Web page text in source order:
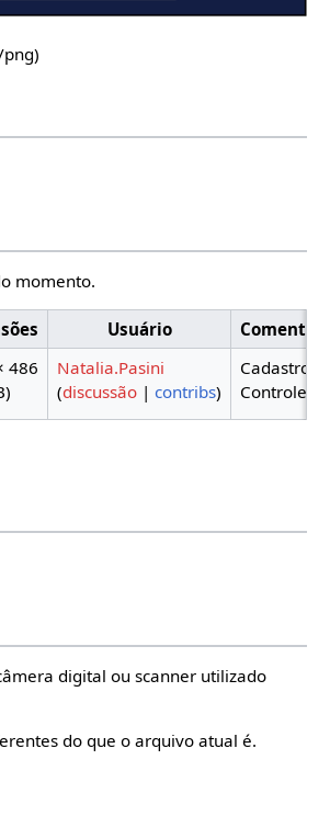
png)
momento.
Usuário
Comentário
486
Natalia.Pasini
(discussão| contribs)
Cadastro de
Controle
digital ou scanner utilizado
do que o arquivo atual é.